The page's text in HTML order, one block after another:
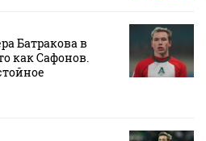
Батракова в
как Сафонов.